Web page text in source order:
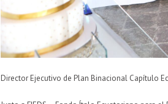
Director Ejecutivo de Plan Binacional Capítulo